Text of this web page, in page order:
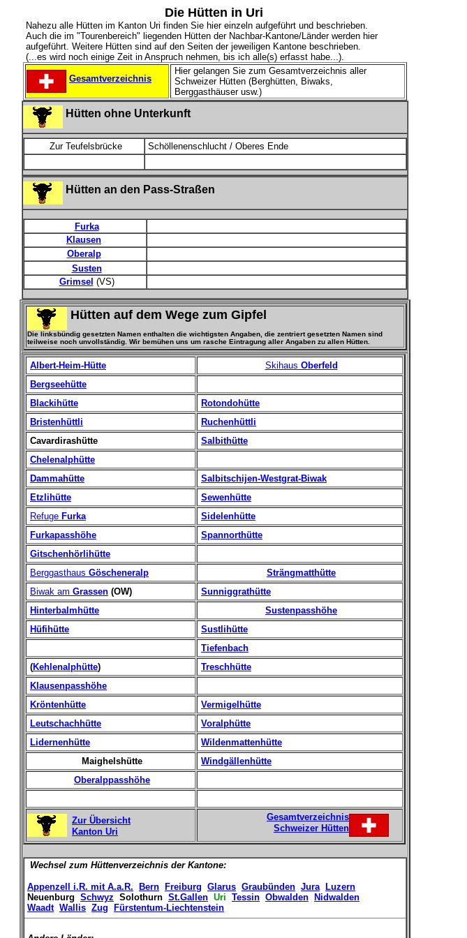
Die Hütten in Uri
Nahezu alle Hütten im Kanton Uri finden Sie hier einzeln aufgeführt und beschrieben.
Auch die im "Tourenbereich" liegenden Hütten der Nachbar-Kantone/Länder werden hier
aufgeführt. Weitere Hütten sind auf den Seiten der jeweiligen Kantone beschrieben.
(...es wird noch einige Zeit in Anspruch nehmen, bis ich alle(s) erfasst habe...).
Gesamtverzeichnis
Hier gelangen Sie zum Gesamtverzeichnis aller
Schweizer Hütten (Berghütten, Biwaks,
Berggasthäuser usw.)
Hütten ohne Unterkunft
Zur Teufelsbrücke Schöllenenschlucht / Oberes Ende
Hütten an den Pass-Straßen
Furka
Klausen
Oberalp
Susten
Grimsel (VS)
Hütten auf dem Wege zum Gipfel
Die linksbündig gesetzten Namen enthalten die wichtigsten Angaben, die zentriert gesetzten Namen sind
teilweise noch unvollständig. Wir bemühen uns um rasche Eintragung aller Angaben zu allen Hütten.
Albert-Heim-Hütte Skihaus Oberfeld
Bergseehütte
Blackihütte
Rotondohütte
Bristenhüttli
Ruchenhüttli
Cavardirashütte
Salbithütte
Chelenalphütte
Dammahütte
Salbitschijen-Westgrat-Biwak
Etzlihütte
Sewenhütte
Refuge Furka
Sidelenhütte
Furkapasshöhe
Spannorthütte
Gitschenhörlihütte
Berggasthaus Göscheneralp
Strängmatthütte
Biwak am Grassen (OW)
Sunniggrathütte
Hinterbalmhütte
Sustenpasshöhe
Hüfihütte
Sustlihütte
Tiefenbach
(Kehlenalphütte)
Treschhütte
Klausenpasshöhe
Kröntenhütte
Vermigelhütte
Leutschachhütte
Voralphütte
Lidernenhütte
Wildenmattenhütte
Maighelshütte
Windgällenhütte
Oberalppasshöhe
Zur Übersicht
Kanton Uri
Gesamtverzeichnis
Schweizer Hütten
Wechsel zum Hüttenverzeichnis der Kantone:
Appenzell i.R. mit A.a.R. Bern Freiburg Glarus Graubünden Jura
Luzern
Neuenburg Schwyz Solothurn St.Gallen Uri Tessin Obwalden
Nidwalden
Waadt Wallis Zug Fürstentum-Liechtenstein